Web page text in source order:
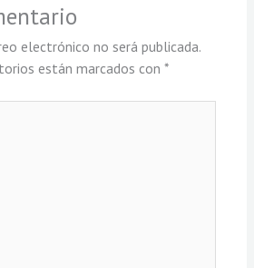
electrónico no será publicada.
están marcados con *